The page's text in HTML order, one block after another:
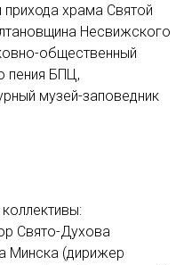
храма Святой
Несвижского
общественный
пения БПЦ,
музей-заповедник
Свято-Духова
Минска (дирижер